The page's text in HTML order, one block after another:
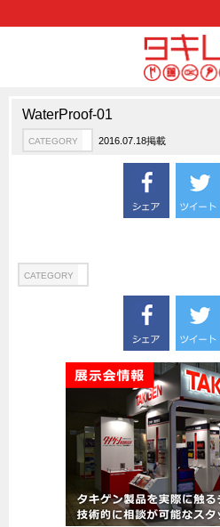
CATEGORY
新製品ロケットニュース
ハイセキュリティ錠前TAKシリーズ
CFRP（炭素繊維強化プラスチック）
ソリューション
船舶・港湾設備
試作・特注品の事例集
SDGs配慮・脱炭素
省力化製品
WaterProof-01
CATEGORY 2016.07.18掲載
CATEGORY